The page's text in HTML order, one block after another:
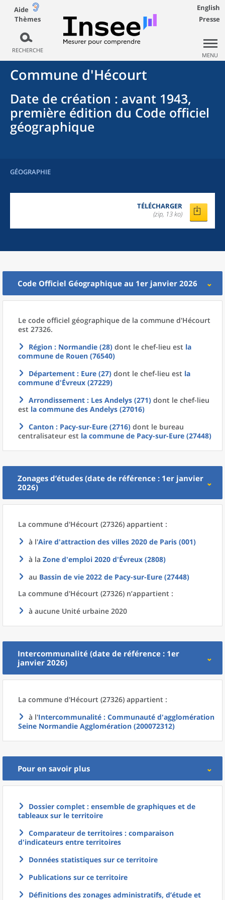
Aide
Thèmes
RECHERCHE
English
Presse
MENU
Commune d'Hécourt
Date de création : avant 1943,
première édition du Code officiel
géographique
GÉOGRAPHIE
TÉLÉCHARGER
(zip, 13 ko)
Code Officiel Géographique au 1er janvier 2026
Le code officiel géographique de la commune d'Hécourt
est 27326.
Région : Normandie (28) dont le chef-lieu est la
commune de Rouen (76540)
Département : Eure (27) dont le chef-lieu est la
commune d'Évreux (27229)
Arrondissement : Les Andelys (271) dont le chef-lieu
est la commune des Andelys (27016)
Canton : Pacy-sur-Eure (2716) dont le bureau
centralisateur est la commune de Pacy-sur-Eure (27448)
Zonages d’études (date de référence : 1er janvier
2026)
La commune d'Hécourt (27326) appartient :
à l'Aire d'attraction des villes 2020 de Paris (001)
à la Zone d'emploi 2020 d'Évreux (2808)
au Bassin de vie 2022 de Pacy-sur-Eure (27448)
La commune d'Hécourt (27326) n’appartient :
à aucune Unité urbaine 2020
Intercommunalité (date de référence : 1er
janvier 2026)
La commune d'Hécourt (27326) appartient :
à l'Intercommunalité : Communauté d'agglomération
Seine Normandie Agglomération (200072312)
Pour en savoir plus
Dossier complet : ensemble de graphiques et de
tableaux sur le territoire
Comparateur de territoires : comparaison
d'indicateurs entre territoires
Données statistiques sur ce territoire
Publications sur ce territoire
Définitions des zonages administratifs, d’étude et